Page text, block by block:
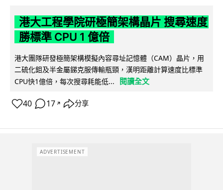
港大工程學院研極簡架構晶片 搜尋速度
勝標準 CPU 1 億倍
港大團隊研發極簡架構模擬內容尋址記憶體（CAM）晶片，用
二硫化鉬及半金屬銻克服傳輸瓶頸，漢明距離計算速度比標準
CPU快1億倍，每次搜尋耗能低...
閱讀全文
40 17 ↗ 分享
ADVERTISEMENT